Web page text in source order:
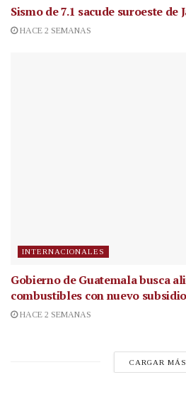
Sismo de 7.1 sacude suroeste de
HACE 2 SEMANAS
INTERNACIONALES
Gobierno de Guatemala busca
combustibles con nuevo subsidio
HACE 2 SEMANAS
CARGAR MÁS